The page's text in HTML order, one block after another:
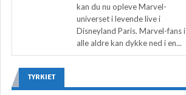
kan du nu opleve Marvel-
universet i levende live i
Disneyland Paris. Marvel-fans i
alle aldre kan dykke ned i en...
TYRKIET